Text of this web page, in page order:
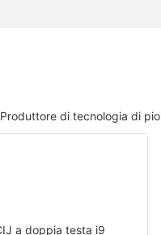
Produttore di tecnologia di